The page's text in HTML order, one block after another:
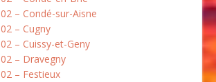
02 – Condé-sur-Aisne
02 – Cugny
02 – Cuissy-et-Geny
02 – Dravegny
02 – Festieux